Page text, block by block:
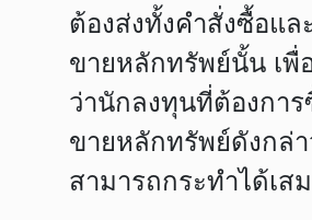
ต้องส่งทั้งคำสั่งซื้อแล
ขายหลักทรัพย์นั้น เพื่
ว่านักลงทุนที่ต้องการ
ขายหลักทรัพย์ดังกล่า
สามารถกระทำได้เส